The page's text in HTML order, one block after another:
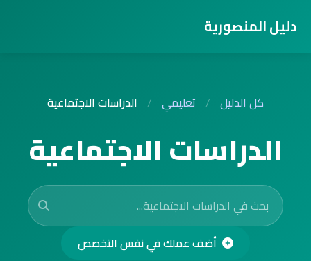
دليل المنصورية
كل الدليل / تعليمي / الدراسات الاجتماعية
الدراسات الاجتماعية
أضف عملك في نفس التخصص